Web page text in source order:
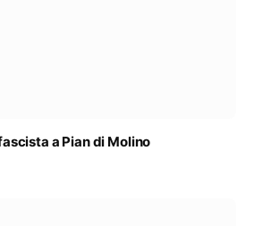
a Pian di Molino